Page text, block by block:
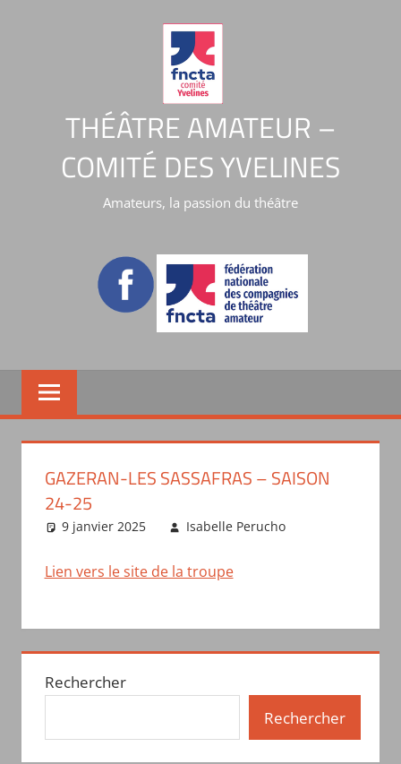
THÉÂTRE AMATEUR –
COMITÉ DES YVELINES
Amateurs, la passion du théâtre
GAZERAN-LES SASSAFRAS – SAISON
24-25
9 janvier 2025 Isabelle Perucho
Lien vers le site de la troupe
Rechercher
Rechercher